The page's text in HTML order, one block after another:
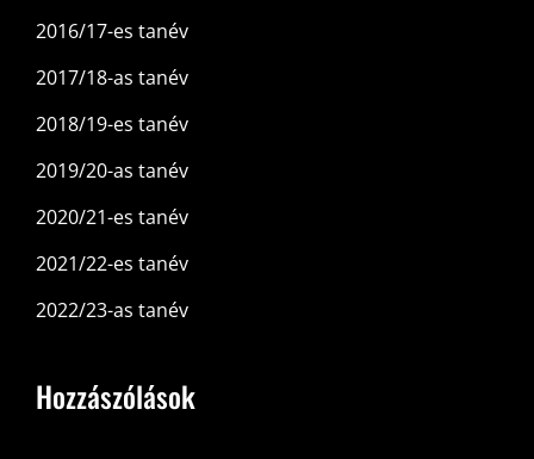
2016/17-es tanév
2017/18-as tanév
2018/19-es tanév
2019/20-as tanév
2020/21-es tanév
2021/22-es tanév
2022/23-as tanév
Hozzászólások